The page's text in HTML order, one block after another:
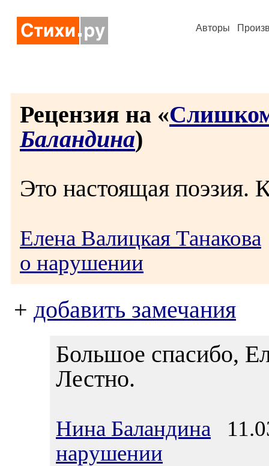
Авторы
Рецензия на «Слишком
Баландина)
Это настоящая поэзия.
Елена Валицкая Танакова
о нарушении
+ добавить замечания
Большое спасибо,
Лестно.
Нина Баландина
нарушении